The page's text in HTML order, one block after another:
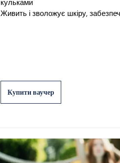
кульками
Живить і зволожує шкіру,
Купити ваучер